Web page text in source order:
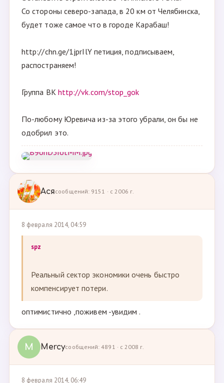
Со стороны северо-запада, в 20 км от Челябинска,
будет тоже самое что в городе Карабаш!
http://chn.ge/1jprIlY петиция, подписываем,
распостраняем!
Группа ВК http://vk.com/stop_gok
По-любому Юревича из-за этого убрали, он бы не
одобрил это.
Асясообщений: 9151 · с 2006 г.
8 февраля 2014, 04:59
spz
Реальный сектор экономики очень быстро
компенсирует потери.
оптимистично ,поживем -увидим .
M Mercyсообщений: 4891 · с 2008 г.
8 февраля 2014, 06:49